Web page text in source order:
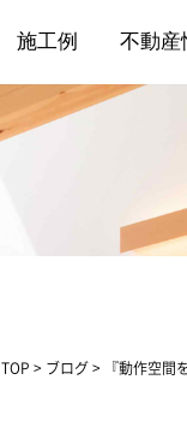
施工例
新築住宅
不動産
TOP > ブログ > 『動作空間